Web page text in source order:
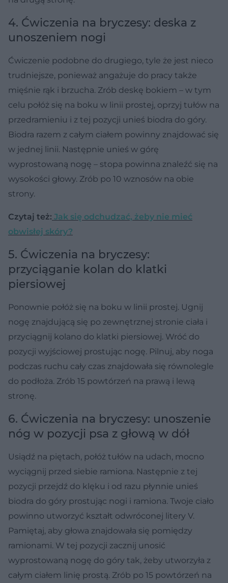
4. Ćwiczenia na bryczesy: deska z
unoszeniem nogi
Ćwiczenie podobne do drugiego, tyle że jest nieco
trudniejsze, ponieważ angażuje do pracy także
mięśnie rąk i brzucha. Zrób deskę bokiem – w tym
celu połóż się na boku w linii prostej, oprzyj tułów na
przedramieniu i z tej pozycji unieś biodra do góry.
Biodra razem z całym ciałem powinny znajdować się
w jednej linii. Następnie unieś w górę
wyprostowaną nogę – stopa powinna znaleźć się na
wysokości głowy. Zrób po 10 wznosów na obie
strony.
Czytaj też: Jak się odchudzać, żeby nie mieć
obwisłej skóry?
5. Ćwiczenia na bryczesy:
przyciąganie kolan do klatki
piersiowej
Ponownie połóż się na boku w linii prostej. Ugnij
nogę znajdującą się po zewnętrznej stronie ciała i
przyciągnij kolano do klatki piersiowej. Wróć do
pozycji wyjściowej prostując nogę. Pilnuj, aby noga
podczas ruchu cały czas znajdowała się równolegle
do podłoża. Zrób 15 powtórzeń na prawą i lewą
stronę.
6. Ćwiczenia na bryczesy: unoszenie
nóg w pozycji psa z głową w dół
Usiądź na piętach, połóż tułów na udach, mocno
wyciągnij przed siebie ramiona. Następnie z tej
pozycji przejdź do klęku i od razu płynnie unieś
biodra do góry prostując nogi i ramiona. Twoje ciało
powinno utworzyć kształt odwróconej litery V.
Pamiętaj, aby głowa znajdowała się pomiędzy
ramionami. W tej pozycji zacznij unosić
wyprostowaną nogę do góry tak, żeby utworzyła z
całym ciałem linię prostą. Zrób po 15 powtórzeń na